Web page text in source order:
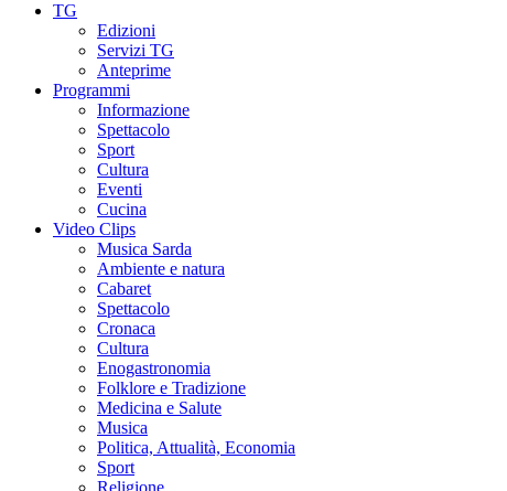
TG
Edizioni
Servizi TG
Anteprime
Programmi
Informazione
Spettacolo
Sport
Cultura
Eventi
Cucina
Video Clips
Musica Sarda
Ambiente e natura
Cabaret
Spettacolo
Cronaca
Cultura
Enogastronomia
Folklore e Tradizione
Medicina e Salute
Musica
Politica, Attualità, Economia
Sport
Religione